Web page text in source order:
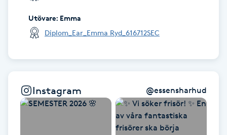
Luggklippning
Utövare: Emma
Diplom_Ear_Emma Ryd_616712SEC
Instagram @essensharhud